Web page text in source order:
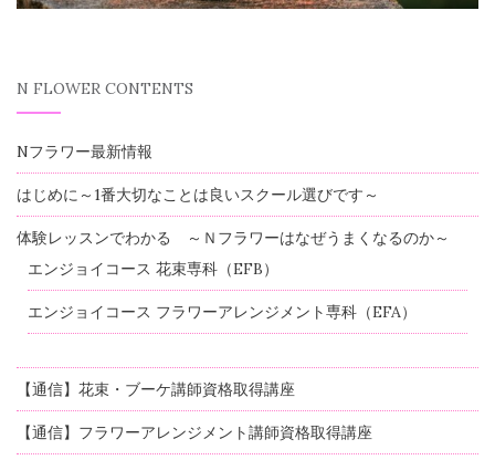
N FLOWER CONTENTS
Nフラワー最新情報
はじめに～1番大切なことは良いスクール選びです～
体験レッスンでわかる ～Ｎフラワーはなぜうまくなるのか～
エンジョイコース 花束専科（EFB）
エンジョイコース フラワーアレンジメント専科（EFA）
【通信】花束・ブーケ講師資格取得講座
【通信】フラワーアレンジメント講師資格取得講座